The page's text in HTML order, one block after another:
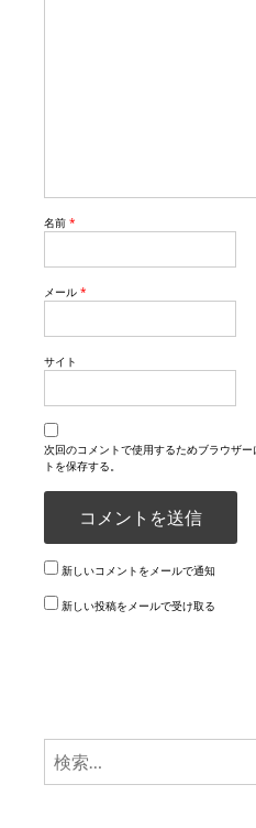
名前 *
メール *
サイト
次回のコメントで使用するためブラウザ
トを保存する。
新しいコメントをメールで通知
新しい投稿をメールで受け取る
検